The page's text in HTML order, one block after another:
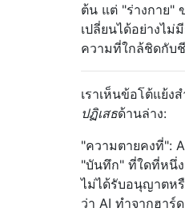
ต้น แต่ "ร่างกาย"
เปลี่ยนได้อย่างไ
ความที่ใกล้ชิดกับ
เราเห็นข้อโต้แย้
ปฏิเสธด้านล่าง:
"ความตายคงที่":
"บันทึก" ที่ใดที่หนึ่
ไม่ได้รับอนุญาตห
ว่า AI ทำจากฮาร์